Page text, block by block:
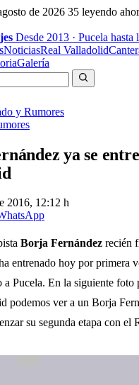
de 2026 35 leyendo
Desde 2013 · Pucela hasta
NoticiasReal Valladolid
Galería
y Rumores
ya se
2016, 12:12 h
Borja Fernández recién
entrenado hoy por primera
a Pucela. En la siguiente
podemos ver a un Borja
su segunda etapa con el